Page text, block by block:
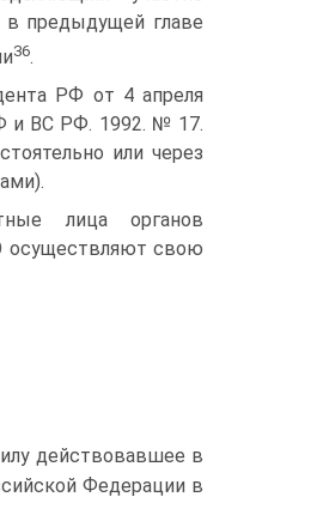
в предыдущей главе
36.
РФ от 4 апреля
и BC РФ. 1992. № 17.
или через
лица органов
осуществляют свою
действовавшее в
Федерации в